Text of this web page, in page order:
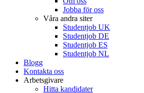
Jobba för oss
Våra andra siter
Studentjob UK
Studentjob DE
Studentjob ES
Studentjob NL
Blogg
Kontakta oss
Arbetsgivare
Hitta kandidater